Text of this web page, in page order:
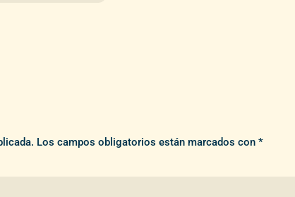
Los campos obligatorios están marcados con*